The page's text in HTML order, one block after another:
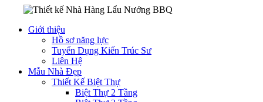
Giới thiệu
Hồ sơ năng lực
Tuyển Dụng Kiến Trúc Sư
Liên Hệ
Mẫu Nhà Đẹp
Thiết Kế Biệt Thự
Biệt Thự 2 Tầng